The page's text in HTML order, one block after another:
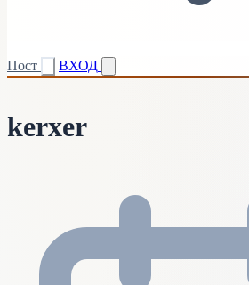
Пост ВХОД
kerxer